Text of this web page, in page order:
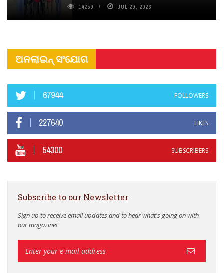
14259 JUL 29, 2026
ଅନଲାଇନ୍ ସଂଯୋଗ
67944 FOLLOWERS
227640 LIKES
54300 SUBSCRIBERS
Subscribe to our Newsletter
Sign up to receive email updates and to hear what's going on with
our magazine!